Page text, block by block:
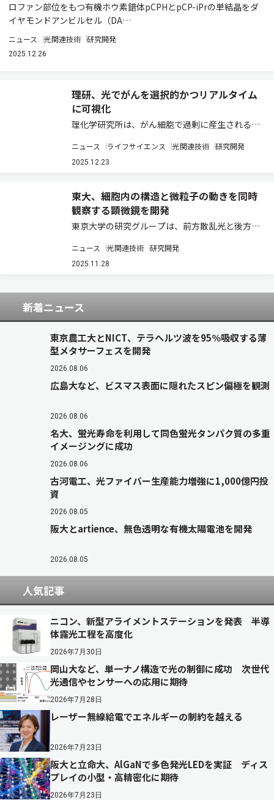
ロファン部位をもつ有機ホウ素錯体pCPHとpCP-iPrの単結晶をダ
イヤモンドアンビルセル（DA…
ニュース 光関連技術 研究開発
2025.12.26
理研、光でがんを選択的かつリアルタイム
に可視化
理化学研究所は、がん細胞で過剰に産生される代
リマーを自発的に合成できる革新的なポリマー化
技術の開発に成功した（ニュースリリース）。 生
ニュース ライフサイエンス 光関連技術 研究開発
2025.12.23
東大、細胞内の構造と微粒子の動きを同時
観察する顕微鏡を開発
東京大学の研究グループは、前方散乱光と後方散
を開発した（ニュースリリース）。 ラベルフリー
顕微鏡として広く用いられる定量位相顕微鏡
散…
ニュース 光関連技術 研究開発
2025.11.28
新着ニュース
東京農工大とNICT、テラヘルツ波を95％吸収する薄
型メタサーフェスを開発
2026.08.06
広島大など、ビスマス表面に隠れたスピン偏極を観測
2026.08.06
名大、蛍光寿命を利用して同色蛍光タンパク質の多重
イメージングに成功
2026.08.06
古河電工、光ファイバー生産能力増強に1,000億円投
資
2026.08.05
阪大とartience、無色透明な有機太陽電池を開発
2026.08.05
人気記事
ニコン、新型アライメントステーションを発表 半導
体露光工程を高度化
2026年7月30日
岡山大など、単一ナノ構造で光の制御に成功 次世代
光通信やセンサーへの応用に期待
2026年7月28日
レーザー無線給電でエネルギーの制約を越える
2026年7月23日
阪大と立命大、AlGaNで多色発光LEDを実証 ディス
プレイの小型・高精密化に期待
2026年7月23日